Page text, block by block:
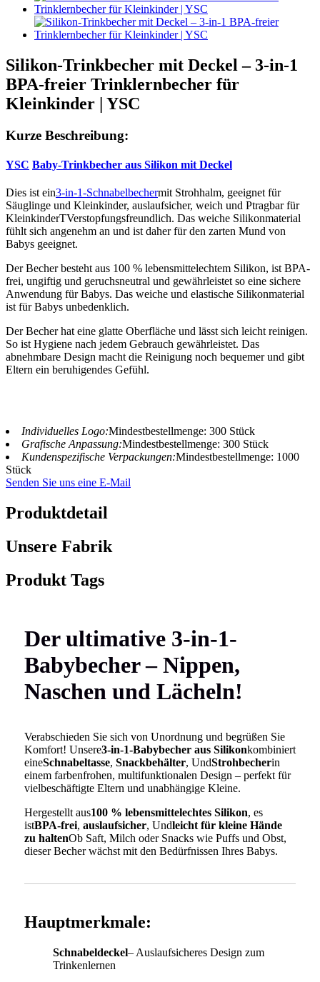
Silikon-Trinkbecher mit Deckel – 3-in-1
BPA-freier Trinklernbecher für
Kleinkinder | YSC
Kurze Beschreibung:
YSC Baby-Trinkbecher aus Silikon mit Deckel
Dies ist ein3-in-1-Schnabelbechermit Strohhalm, geeignet für
Säuglinge und Kleinkinder, auslaufsicher, weich und Ptragbar für
KleinkinderTVerstopfungsfreundlich. Das weiche Silikonmaterial
fühlt sich angenehm an und ist daher für den zarten Mund von
Babys geeignet.
Der Becher besteht aus 100 % lebensmittelechtem Silikon, ist BPA-
frei, ungiftig und geruchsneutral und gewährleistet so eine sichere
Anwendung für Babys. Das weiche und elastische Silikonmaterial
ist für Babys unbedenklich.
Der Becher hat eine glatte Oberfläche und lässt sich leicht reinigen.
So ist Hygiene nach jedem Gebrauch gewährleistet. Das
abnehmbare Design macht die Reinigung noch bequemer und gibt
Eltern ein beruhigendes Gefühl.
Individuelles Logo:Mindestbestellmenge: 300 Stück
Grafische Anpassung:Mindestbestellmenge: 300 Stück
Kundenspezifische Verpackungen:Mindestbestellmenge: 1000
Stück
Senden Sie uns eine E-Mail
Produktdetail
Unsere Fabrik
Produkt Tags
Der ultimative 3-in-1-
Babybecher – Nippen,
Naschen und Lächeln!
Verabschieden Sie sich von Unordnung und begrüßen Sie
Komfort! Unsere3-in-1-Babybecher aus Silikonkombiniert
eineSchnabeltasse, Snackbehälter, UndStrohbecherin
einem farbenfrohen, multifunktionalen Design – perfekt für
vielbeschäftigte Eltern und unabhängige Kleine.
Hergestellt aus100 % lebensmittelechtes Silikon, es
istBPA-frei, auslaufsicher, Undleicht für kleine Hände
zu haltenOb Saft, Milch oder Snacks wie Puffs und Obst,
dieser Becher wächst mit den Bedürfnissen Ihres Babys.
Hauptmerkmale:
Schnabeldeckel– Auslaufsicheres Design zum
Trinkenlernen